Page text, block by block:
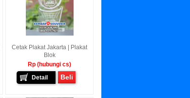
Cetak Plakat Jakarta | Plakat
Blok
Rp (hubungi cs)
Detail
Beli